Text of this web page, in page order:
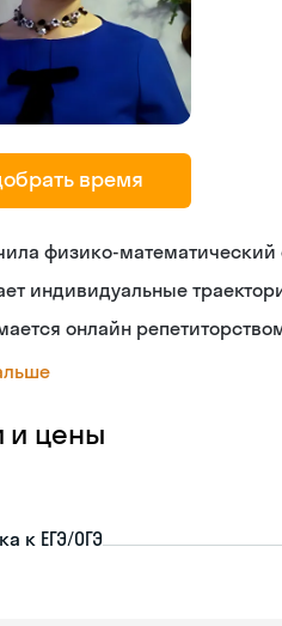
время
физико-математический
индивидуальные
онлайн
и цены
к ЕГЭ/ОГЭ